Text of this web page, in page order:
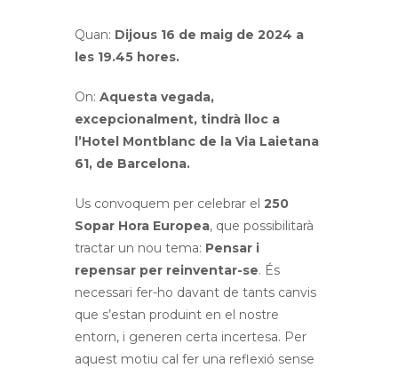
Quan: Dijous 16 de maig de 2024 a
les 19.45 hores.
On: Aquesta vegada,
excepcionalment, tindrà lloc a
l’Hotel Montblanc de la Via Laietana
61, de Barcelona.
Us convoquem per celebrar el 250
Sopar Hora Europea, que possibilitarà
tractar un nou tema: Pensar i
repensar per reinventar-se. És
necessari fer-ho davant de tants canvis
que s’estan produint en el nostre
entorn, i generen certa incertesa. Per
aquest motiu cal fer una reflexió sense